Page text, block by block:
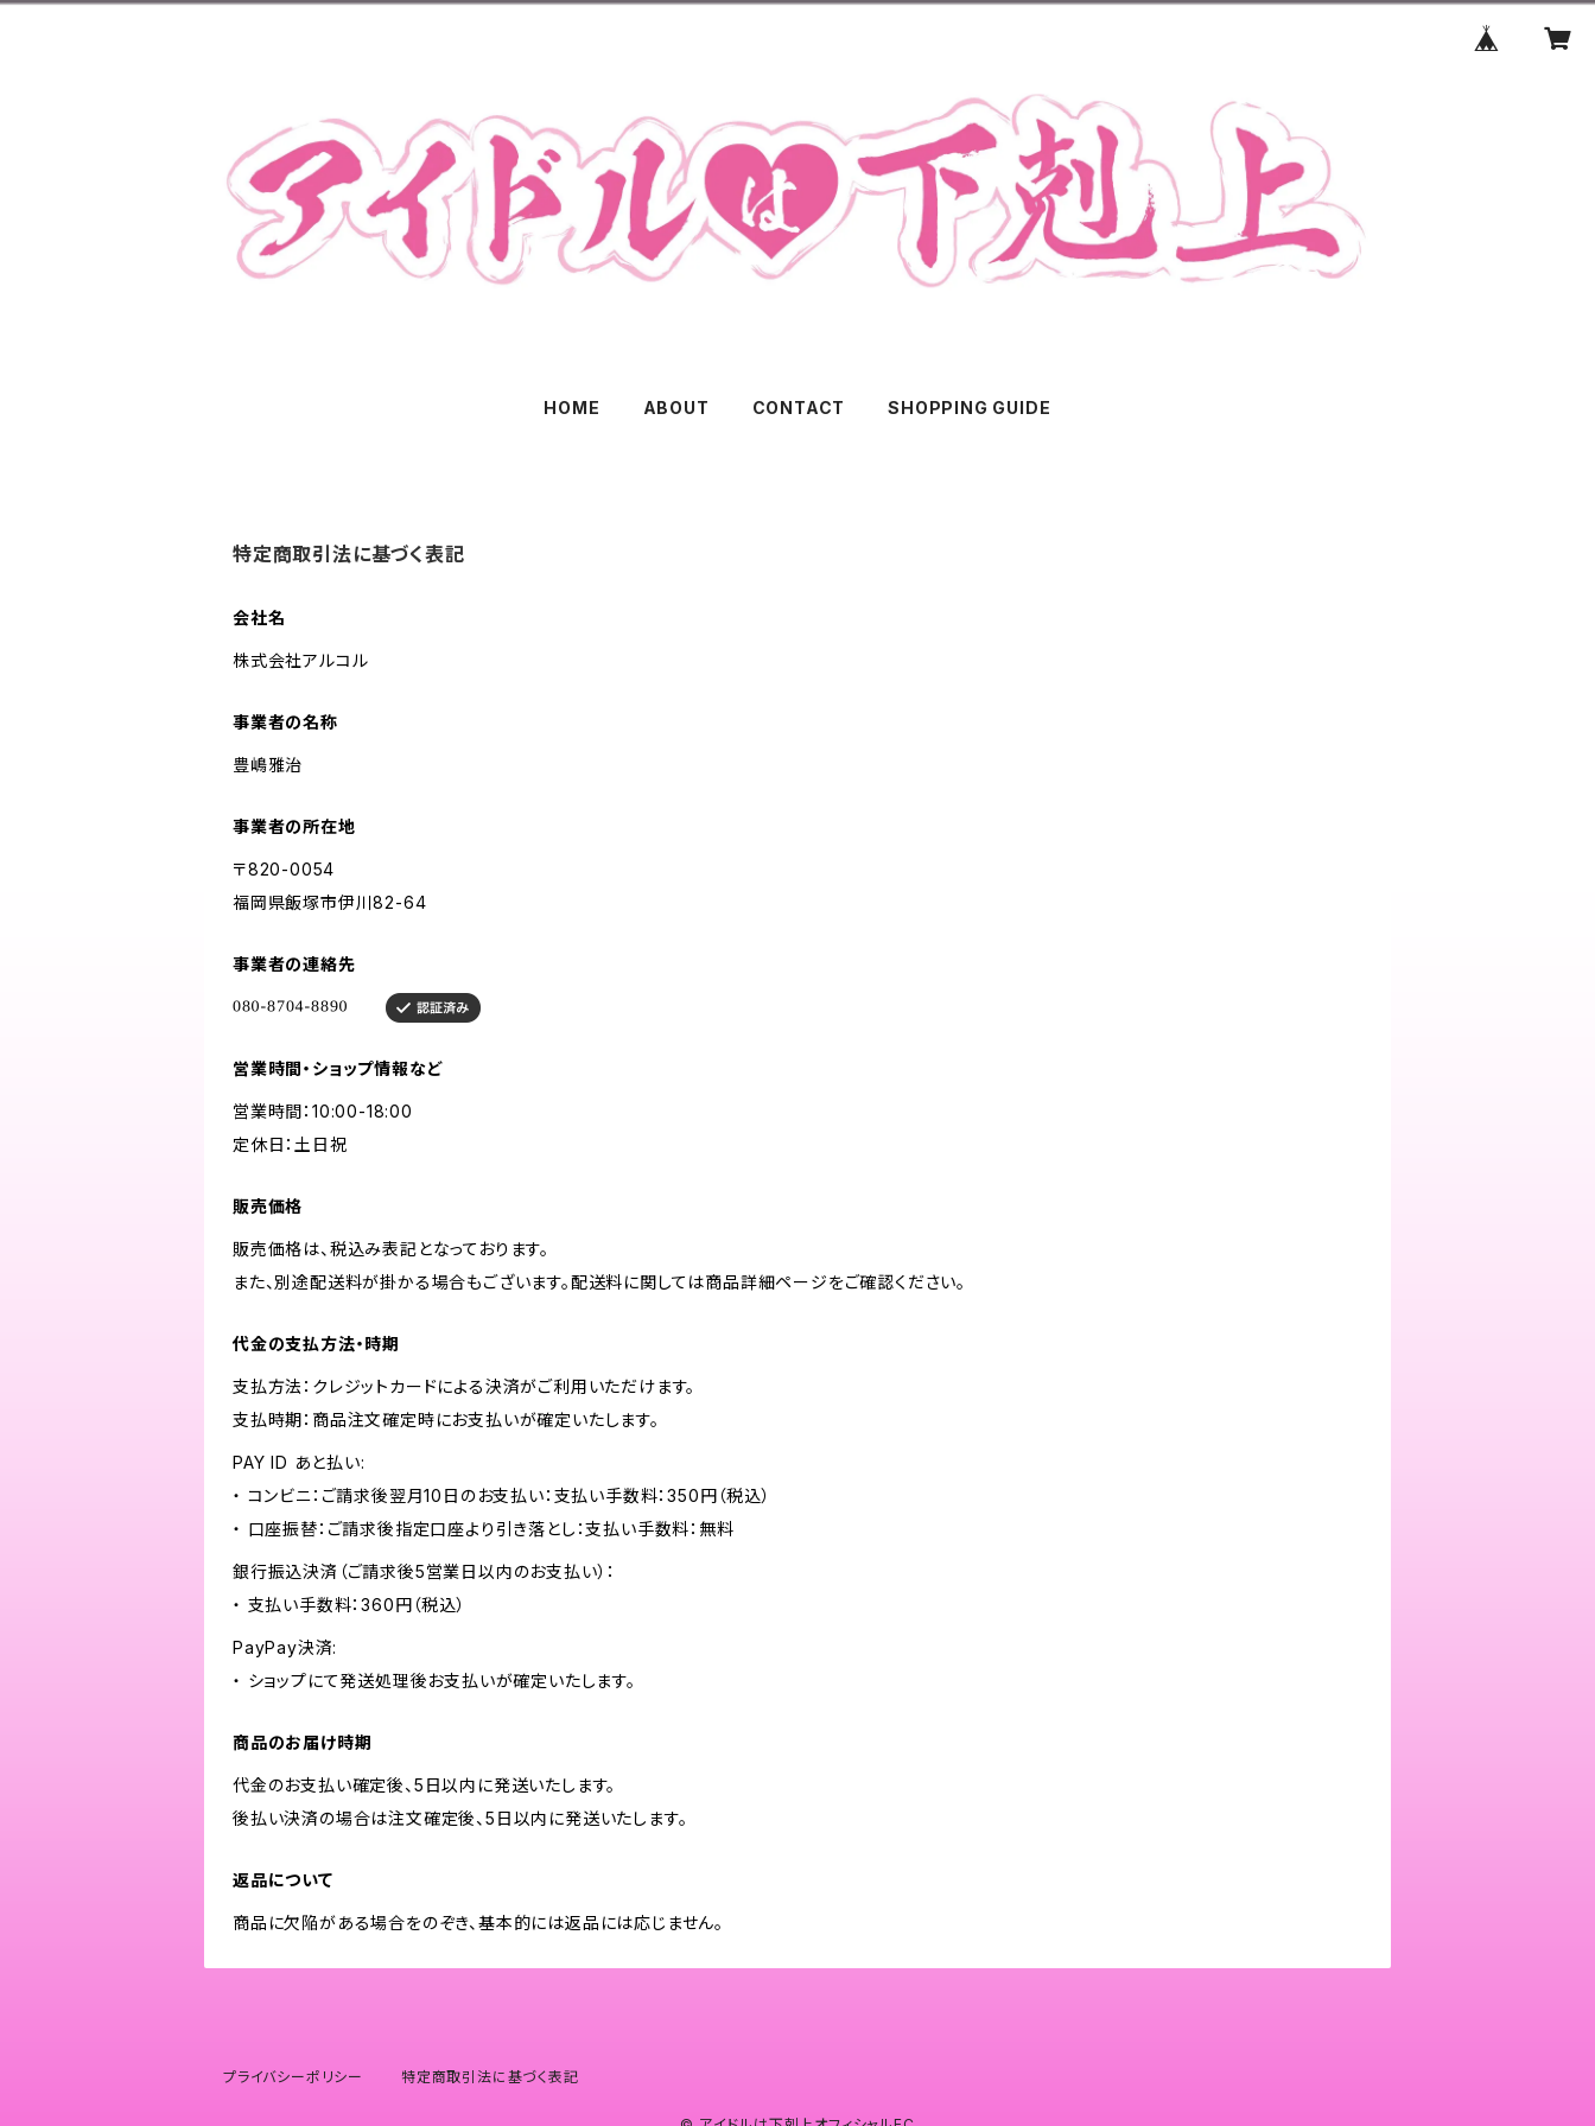
HOME ABOUT CONTACT SHOPPING GUIDE
特定商取引法に基づく表記
会社名
株式会社アルコル
事業者の名称
豊嶋雅治
事業者の所在地
〒820-0054
福岡県飯塚市伊川82-64
事業者の連絡先
営業時間・ショップ情報など
営業時間：10:00-18:00
定休日：土日祝
販売価格
販売価格は、税込み表記となっております。
また、別途配送料が掛かる場合もございます。配送料に関しては商品詳細ページをご確認ください。
代金の支払方法・時期
支払方法：クレジットカードによる決済がご利用いただけます。
支払時期：商品注文確定時にお支払いが確定いたします。
PAY ID あと払い:
・ コンビニ：ご請求後翌月10日のお支払い：支払い手数料：350円（税込）
・ 口座振替：ご請求後指定口座より引き落とし：支払い手数料：無料
銀行振込決済（ご請求後5営業日以内のお支払い）：
・ 支払い手数料：360円（税込）
PayPay決済:
・ ショップにて発送処理後お支払いが確定いたします。
商品のお届け時期
代金のお支払い確定後、5日以内に発送いたします。
後払い決済の場合は注文確定後、5日以内に発送いたします。
返品について
商品に欠陥がある場合をのぞき、基本的には返品には応じません。
プライバシーポリシー 特定商取引法に基づく表記